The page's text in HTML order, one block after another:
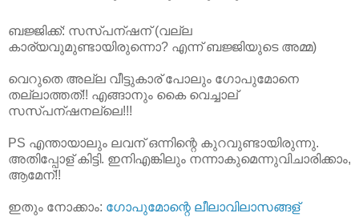
ബജ്ജിക്ക്: സസ്പന്ഷന് (വല്ല
കാര്യവുമുണ്ടായിരുന്നൊ? എന്ന് ബജ്ജിയുടെ അമ്മ)
വെറുതെ അല്ല വീട്ടുകാര് പോലും ഗോപുമോനെ
തല്ലാത്തത്!! എങ്ങാനും കൈ വെച്ചാല്
സസ്പന്ഷനല്ലെ!!!
PS എന്തായാലും ലവന് ഒന്നിന്റെ കുറവുണ്ടായിരുന്നു.
അതിപ്പോള് കിട്ടി. ഇനിഎങ്കിലും നന്നാകുമെന്നുവിചാരിക്കാം,
ആമേന്!!
ഇതും നോക്കാം: ഗോപുമോന്റെ ലീലാവിലാസങ്ങള്